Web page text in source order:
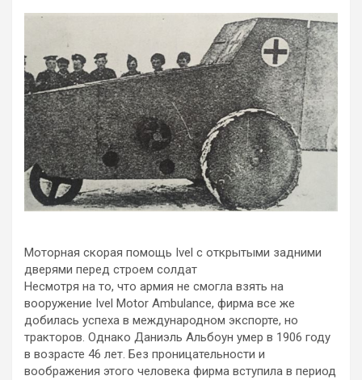
Моторная скорая помощь Ivel с открытыми задними
дверями перед строем солдат
Несмотря на то, что армия не смогла взять на
вооружение Ivel Motor Ambulance, фирма все же
добилась успеха в международном экспорте, но
тракторов. Однако Даниэль Альбоун умер в 1906 году
в возрасте 46 лет. Без проницательности и
воображения этого человека фирма вступила в период